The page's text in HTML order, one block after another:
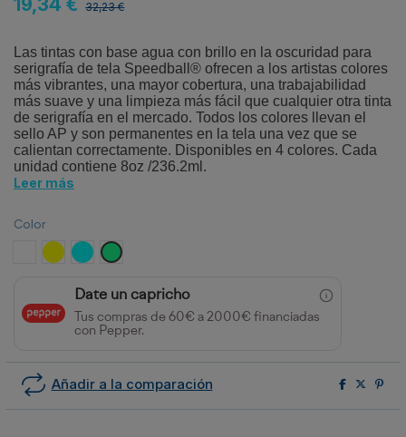
32,23 €
Las tintas con base agua con brillo en la oscuridad para
serigrafía de tela Speedball® ofrecen a los artistas colores
más vibrantes, una mayor cobertura, una trabajabilidad
más suave y una limpieza más fácil que cualquier otra tinta
de serigrafía en el mercado. Todos los colores llevan el
sello AP y son permanentes en la tela una vez que se
calientan correctamente. Disponibles en 4 colores. Cada
unidad contiene 8oz /236.2ml.
Leer más
Color
Original Luminiscente
Amarillo Luminiscente
Azul Luminiscente
Verde Luminiscente
Date un capricho
Tus compras de 60€ a 2000€ financiadas
con Pepper.
Añadir a la comparación